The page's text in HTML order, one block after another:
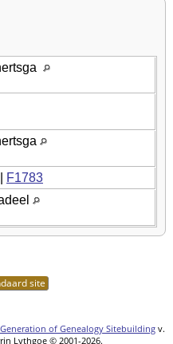
F1783
site
of Genealogy Sitebuilding v.
Lythgoe © 2001-2026.